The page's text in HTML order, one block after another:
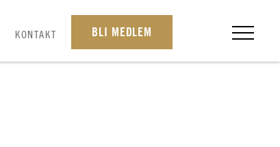
KONTAKT BLI MEDLEM